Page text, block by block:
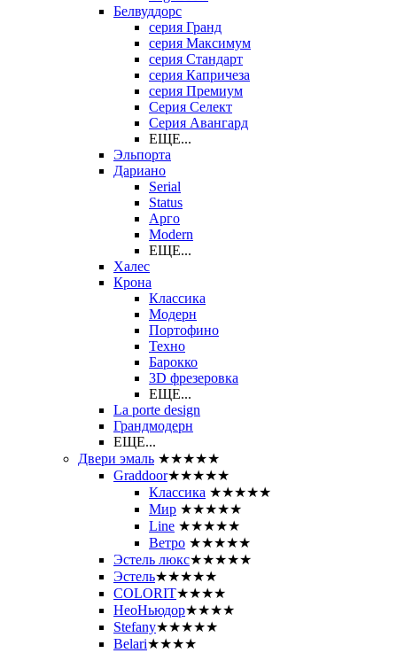
Белвуддорс
серия Гранд
серия Максимум
серия Стандарт
серия Капричеза
серия Премиум
Серия Селект
Серия Авангард
ЕЩЕ...
Эльпорта
Дариано
Serial
Status
Арго
Modern
ЕЩЕ...
Халес
Крона
Классика
Модерн
Портофино
Техно
Барокко
3D фрезеровка
ЕЩЕ...
La porte design
Грандмодерн
ЕЩЕ...
Двери эмаль ★★★★★
Graddoor★★★★★
Классика ★★★★★
Мир ★★★★★
Line ★★★★★
Ветро ★★★★★
Эстель люкс★★★★★
Эстель★★★★★
COLORIT★★★★
НеоНьюдор★★★★
Stefany★★★★★
Belari★★★★